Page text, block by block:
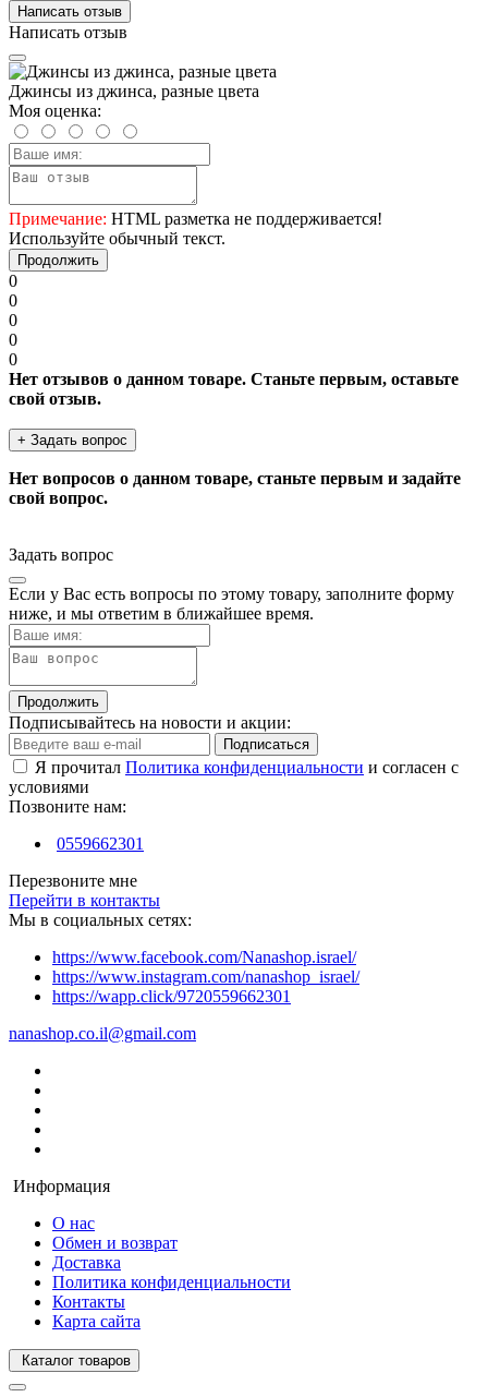
Написать отзыв
Написать отзыв
Джинсы из джинса, разные цвета
Моя оценка:
Примечание: HTML разметка не поддерживается!
Используйте обычный текст.
Продолжить
0
0
0
0
0
Нет отзывов о данном товаре. Станьте первым, оставьте
свой отзыв.
+ Задать вопрос
Нет вопросов о данном товаре, станьте первым и задайте
свой вопрос.
Задать вопрос
Если у Вас есть вопросы по этому товару, заполните форму
ниже, и мы ответим в ближайшее время.
Продолжить
Подписывайтесь на новости и акции:
Подписаться
Я прочитал Политика конфиденциальности и согласен с
условиями
Позвоните нам:
0559662301
Перезвоните мне
Перейти в контакты
Мы в социальных сетях:
https://www.facebook.com/Nanashop.israel/
https://www.instagram.com/nanashop_israel/
https://wapp.click/9720559662301
nanashop.co.il@gmail.com
Информация
О нас
Обмен и возврат
Доставка
Политика конфиденциальности
Контакты
Карта сайта
Каталог товаров